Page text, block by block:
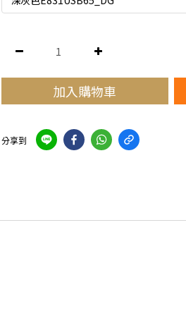
加入購物車
分享到